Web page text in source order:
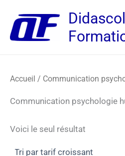
contenu
Didascol
Accueil / Communication
Communication psychologie
Voici le seul résultat